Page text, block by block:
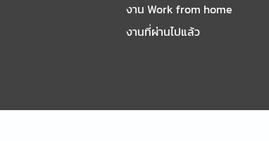
งาน Work from home
งานที่ผ่านไปแล้ว